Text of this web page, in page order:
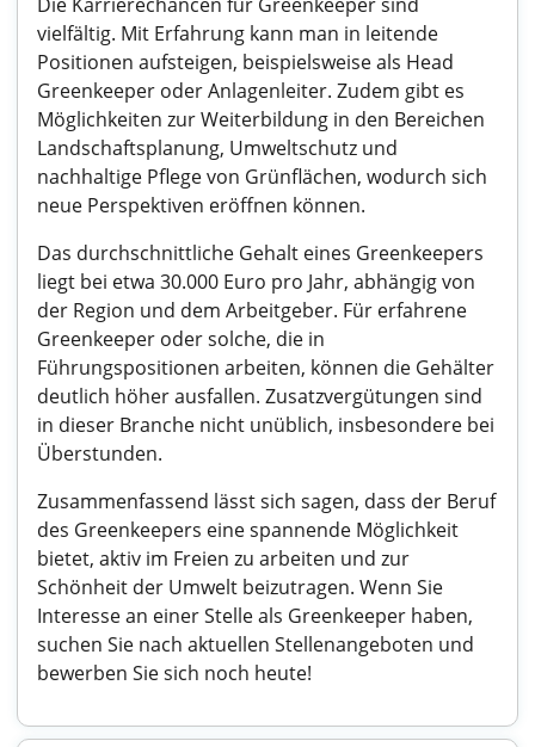
vielfältig. Mit Erfahrung kann man in leitende
Positionen aufsteigen, beispielsweise als Head
Greenkeeper oder Anlagenleiter. Zudem gibt es
Möglichkeiten zur Weiterbildung in den Bereichen
Landschaftsplanung, Umweltschutz und
nachhaltige Pflege von Grünflächen, wodurch sich
neue Perspektiven eröffnen können.
Das durchschnittliche Gehalt eines Greenkeepers
liegt bei etwa 30.000 Euro pro Jahr, abhängig von
der Region und dem Arbeitgeber. Für erfahrene
Greenkeeper oder solche, die in
Führungspositionen arbeiten, können die Gehälter
deutlich höher ausfallen. Zusatzvergütungen sind
in dieser Branche nicht unüblich, insbesondere bei
Überstunden.
Zusammenfassend lässt sich sagen, dass der Beruf
des Greenkeepers eine spannende Möglichkeit
bietet, aktiv im Freien zu arbeiten und zur
Schönheit der Umwelt beizutragen. Wenn Sie
Interesse an einer Stelle als Greenkeeper haben,
suchen Sie nach aktuellen Stellenangeboten und
bewerben Sie sich noch heute!